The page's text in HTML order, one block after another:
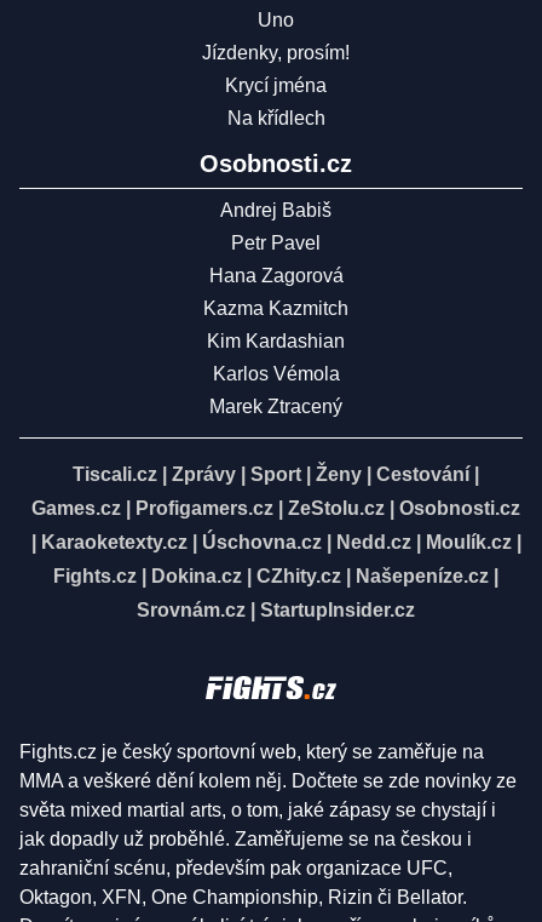
Uno
Jízdenky, prosím!
Krycí jména
Na křídlech
Osobnosti.cz
Andrej Babiš
Petr Pavel
Hana Zagorová
Kazma Kazmitch
Kim Kardashian
Karlos Vémola
Marek Ztracený
Tiscali.cz Zprávy Sport Ženy Cestování
Games.cz
Profigamers.cz ZeStolu.cz
Osobnosti.cz
Karaoketexty.cz| Úschovna.cz| Nedd.cz| Moulík.cz|
Fights.cz
Dokina.cz CZhity.cz Našepeníze.cz
Srovnám.cz
StartupInsider.cz
Fights.cz je český sportovní web, který se zaměřuje na
MMA a veškeré dění kolem něj. Dočtete se zde novinky ze
světa mixed martial arts, o tom, jaké zápasy se chystají i
jak dopadly už proběhlé. Zaměřujeme se na českou i
zahraniční scénu, především pak organizace UFC,
Oktagon, XFN, One Championship, Rizin či Bellator.